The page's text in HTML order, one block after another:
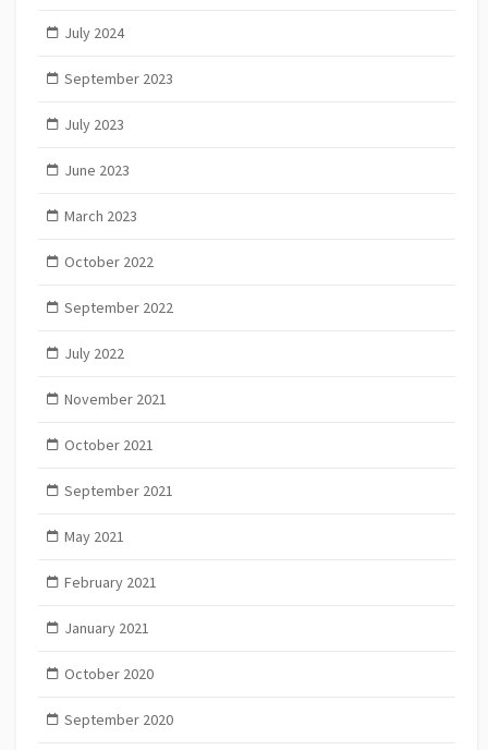
July 2024
September 2023
July 2023
June 2023
March 2023
October 2022
September 2022
July 2022
November 2021
October 2021
September 2021
May 2021
February 2021
January 2021
October 2020
September 2020